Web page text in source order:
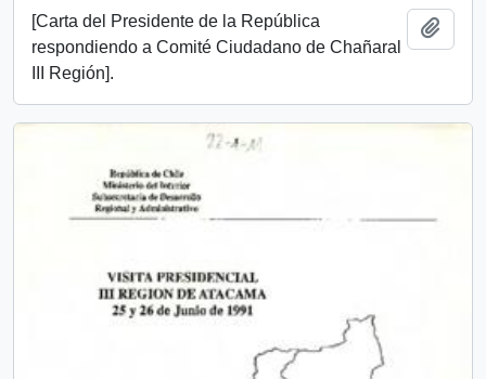
[Carta del Presidente de la República
respondiendo a Comité Ciudadano de Chañaral
III Región].